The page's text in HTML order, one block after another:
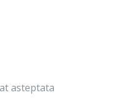
asteptata